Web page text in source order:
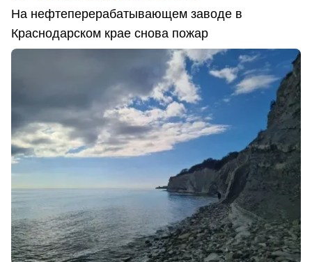
На нефтеперерабатывающем заводе в
Краснодарском крае снова пожар